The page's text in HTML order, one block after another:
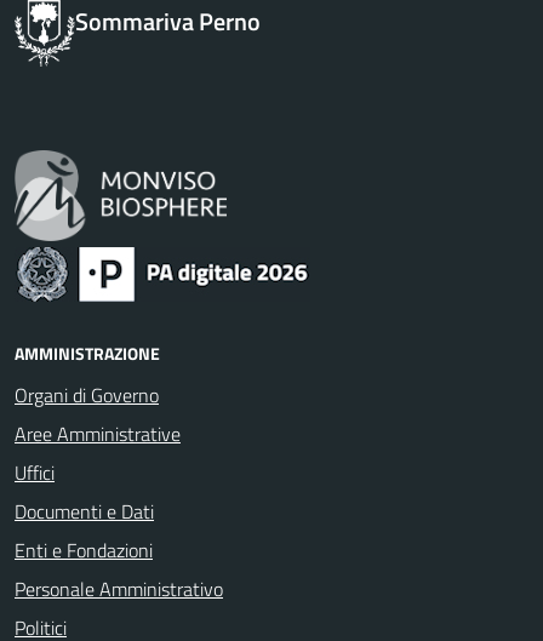
Sommariva Perno
AMMINISTRAZIONE
Organi di Governo
Aree Amministrative
Uffici
Documenti e Dati
Enti e Fondazioni
Personale Amministrativo
Politici